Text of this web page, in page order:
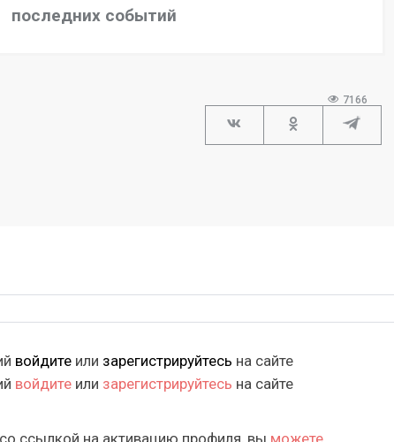
последних событий
7166
войдите или зарегистрируйтесь на сайте
войдите или зарегистрируйтесь на сайте
ссылкой на активацию профиля, вы можете